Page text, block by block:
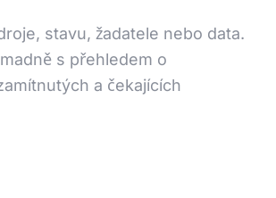
stavu, žadatele nebo data.
s přehledem o
a čekajících